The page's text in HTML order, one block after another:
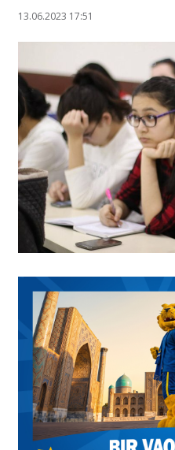
13.06.2023 17:51